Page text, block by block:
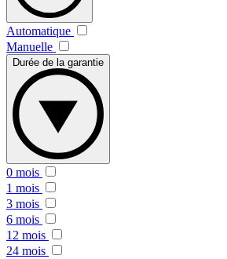
Automatique
Manuelle
Durée de la garantie
0 mois
1 mois
3 mois
6 mois
12 mois
24 mois